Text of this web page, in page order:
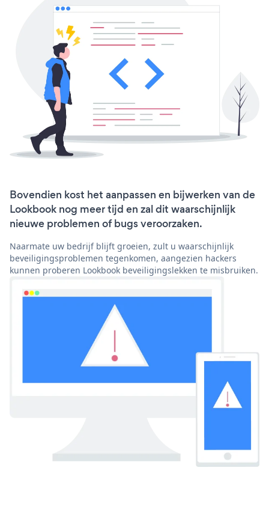
Bovendien kost het aanpassen en bijwerken van de
Lookbook nog meer tijd en zal dit waarschijnlijk
nieuwe problemen of bugs veroorzaken.
Naarmate uw bedrijf blijft groeien, zult u waarschijnlijk
beveiligingsproblemen tegenkomen, aangezien hackers
kunnen proberen Lookbook beveiligingslekken te misbruiken.